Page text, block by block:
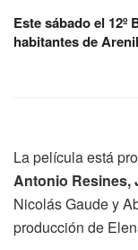
Este sábado el
habitantes de
La película está
Antonio Resines,
Nicolás Gaude y
producción de